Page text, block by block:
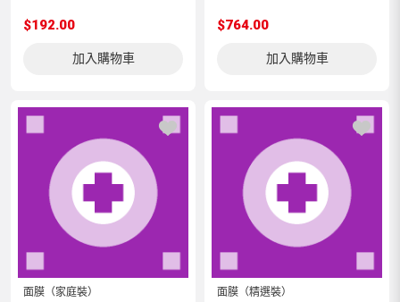
$192.00
加入購物車
$764.00
加入購物車
面膜（家庭裝） 面膜（精選裝）